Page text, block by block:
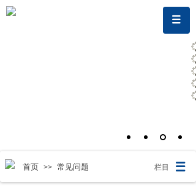
栏目
首页 >> 常见问题